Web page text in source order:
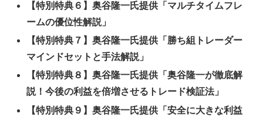
【特別特典６】奥谷隆一氏提供「マルチタイムフレ
ームの優位性解説」
【特別特典７】奥谷隆一氏提供「勝ち組トレーダー
マインドセットと手法解説」
【特別特典８】奥谷隆一氏提供「奥谷隆一が徹底解
説！今後の利益を倍増させるトレード検証法」
【特別特典９】奥谷隆一氏提供「安全に大きな利益